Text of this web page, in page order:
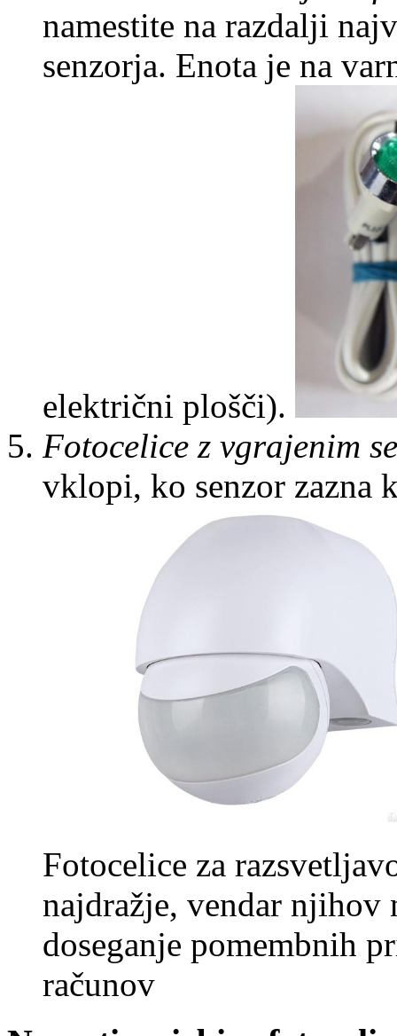
namestite na razdalji
senzorja. Enota je na
električni plošči).
Fotocelice z vgrajenim
vklopi, ko senzor zazna
Fotocelice za
najdražje, vendar njihov
doseganje pomembnih
računov